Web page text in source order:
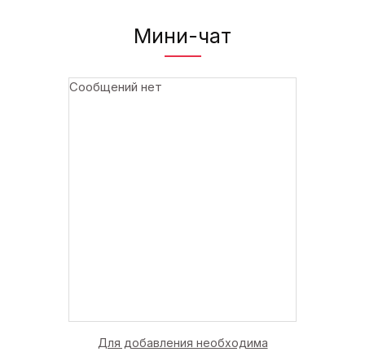
Мини-чат
Для добавления необходима